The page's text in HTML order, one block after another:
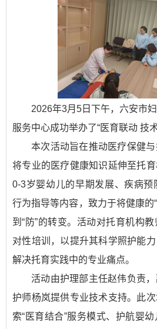
2026年3月5日下午，六安市
服务中心成功举办了“医育联动 技
本次活动旨在推动医疗保健与
将专业的医疗健康知识延伸至托
0-3岁婴幼儿的早期发展、疾病预
行为指导等内容，致力于将健康的
到“防”的转变。活动对托育机构
对性培训，以提升其科学照护能
解决托育实践中的专业痛点。
活动由护理部主任赵伟负责
护师杨岚提供专业技术支持。此
索“医育结合”服务模式、护航婴